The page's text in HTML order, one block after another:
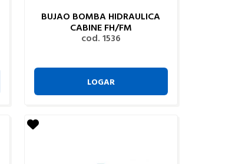
BUJAO BOMBA HIDRAULICA
CABINE FH/FM
cod. 1536
LOGAR